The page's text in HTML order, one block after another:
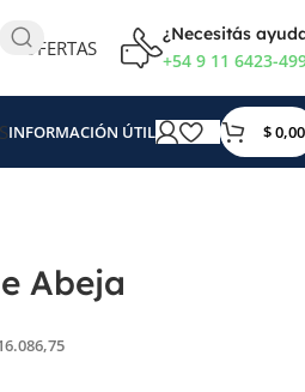
OFERTAS
¿Necesitás
+54 9 11 6423-
INFORMACIÓN ÚTIL $0,00
Abeja